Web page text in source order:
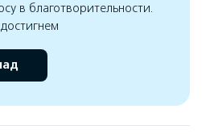
в благотворительности.